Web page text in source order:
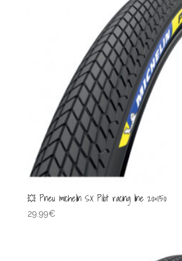
💥 Pneu michelin SX Pilot racing line 20×1.50
29.99€